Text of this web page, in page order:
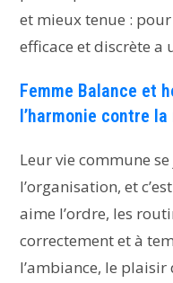
et mieux tenue :
efficace et discrète a
Femme Balance et
l’harmonie contre
Leur vie commune
l’organisation, et
aime l’ordre, les
correctement et à
l’ambiance, le